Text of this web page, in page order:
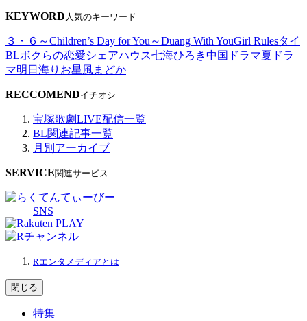
KEYWORD 人気のキーワード
３・６～Children’s Day for You～Duang With YouGirl Rulesタイ
BLボクらの恋愛シェアハウス七海ひろき中国ドラマ夏ドラ
マ明日海りお星風まどか
RECCOMENDイチオシ
宝塚歌劇LIVE配信一覧
BL関連記事一覧
月別アーカイブ
SERVICE関連サービス
SNS
Rエンタメディアとは
閉じる
特集